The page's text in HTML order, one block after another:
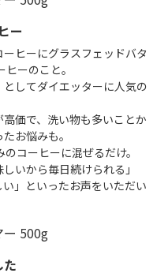
ー
ーヒーにグラスフェッドバタ
ーのこと。
してダイエッターに人気の
価で、洗い物も多いことか
お悩みも。
コーヒーに混ぜるだけ。
いから毎日続けられる」
い」といったお声をいただい